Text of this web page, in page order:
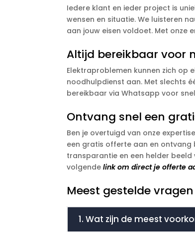
Iedere klant en ieder project is
wensen en situatie. We luisteren
aan jouw eisen voldoet. Met onze
Altijd bereikbaar voor
Elektraproblemen kunnen zich op
noodhulpdienst aan. Met slechts
bereikbaar via Whatsapp voor
Ontvang snel een
Ben je overtuigd van onze
een gratis offerte aan en ontvang
transparantie en een helder
volgendelink om direct je offerte
Meest gestelde vragen
1. Wat zijn de meest